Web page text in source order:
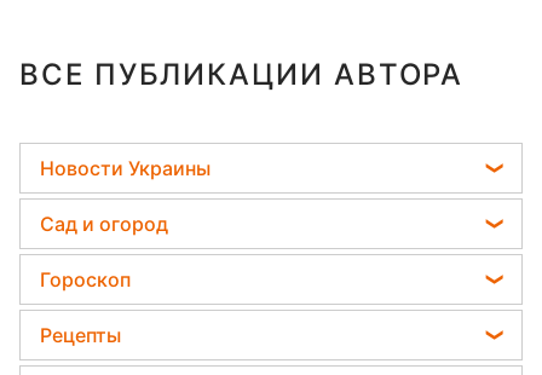
ВСЕ ПУБЛИКАЦИИ АВТОРА
Новости Украины
Телеграм новости Украины
Пенсии в Украине
Мобилизация
Политика
Сад и огород
Садовод назвал самое эффективное средство
против сорняков
Какая ошибка при поливе растений может их
убить
Гороскоп
Гороскоп на завтра
Гороскоп 2026
Рецепты